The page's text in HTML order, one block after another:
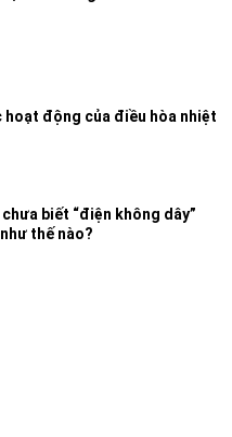
hoạt động của điều hòa nhiệt
biết “điện không dây”
thế nào?